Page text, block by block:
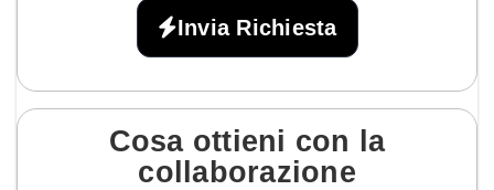
Invia Richiesta
Cosa ottieni con la
collaborazione